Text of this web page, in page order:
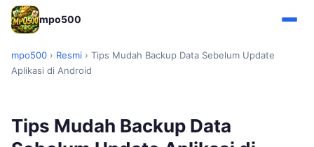
mpo500
mpo500 › Resmi › Tips Mudah Backup Data Sebelum Update
Aplikasi di Android
Tips Mudah Backup Data